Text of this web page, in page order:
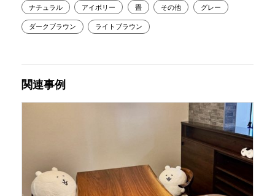
ナチュラル アイボリー 畳 その他 グレー
ダークブラウン ライトブラウン
関連事例